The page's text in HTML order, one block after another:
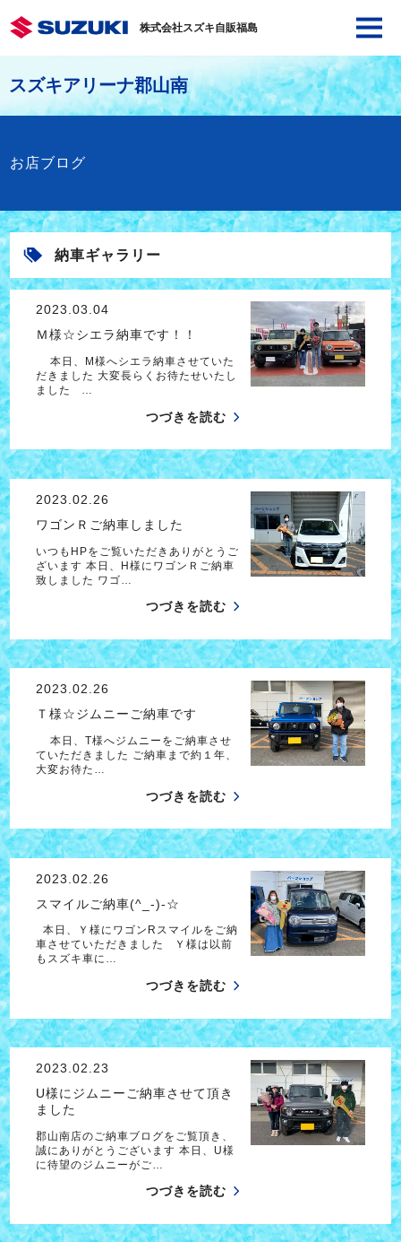
株式会社スズキ自販福島
スズキアリーナ郡山南
お店ブログ
納車ギャラリー
2023.03.04
Ｍ様☆シエラ納車です！！
本日、M様へシエラ納車させていた
だきました 大変長らくお待たせいたし
ました …
つづきを読む
2023.02.26
ワゴンＲご納車しました
いつもHPをご覧いただきありがとうご
ざいます 本日、H様にワゴンＲご納車
致しました ワゴ…
つづきを読む
2023.02.26
Ｔ様☆ジムニーご納車です
本日、T様へジムニーをご納車させ
ていただきました ご納車まで約１年、
大変お待た…
つづきを読む
2023.02.26
スマイルご納車(^_-)-☆
本日、Ｙ様にワゴンRスマイルをご納
車させていただきました Ｙ様は以前
もスズキ車に…
つづきを読む
2023.02.23
U様にジムニーご納車させて頂き
ました
郡山南店のご納車ブログをご覧頂き、
誠にありがとうございます 本日、U様
に待望のジムニーがご…
つづきを読む